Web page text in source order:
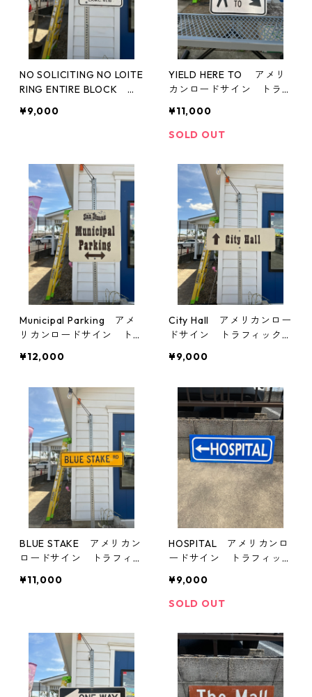
NO SOLICITING NO LOITE
RING ENTIRE BLOCK ア
ラフィックサイン 道路標
¥9,000
YIELD HERE TO アメリ
カンロードサイン トラフ
¥11,000
SOLD OUT
Municipal Parking アメ
リカンロードサイン トラ
¥12,000
City Hall アメリカンロー
ドサイン トラフィックサ
¥9,000
BLUE STAKE アメリカン
ロードサイン トラフィッ
¥11,000
HOSPITAL アメリカンロ
ードサイン トラフィック
¥9,000
SOLD OUT